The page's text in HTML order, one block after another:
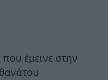
έμεινε στην